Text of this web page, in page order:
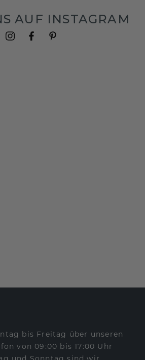
AUF INSTAGRAM
bis Freitag über unseren
von 09:00 bis 17:00 Uhr